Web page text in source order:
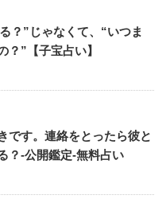
？”じゃなくて、“いつま
？”【子宝占い】
です。連絡をとったら彼と
？-公開鑑定-無料占い